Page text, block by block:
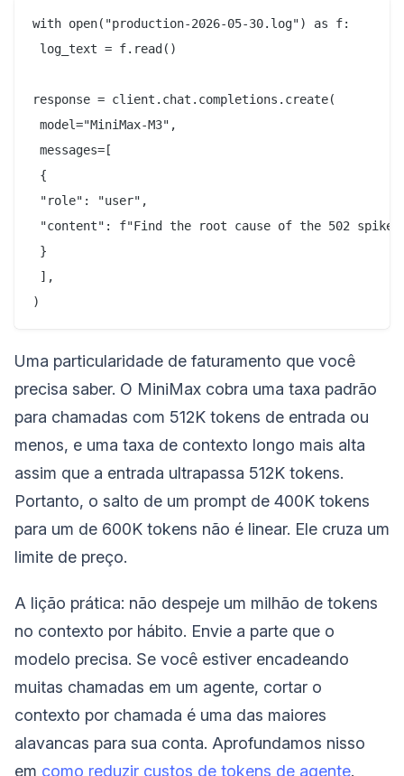
with open("production-2026-05-30.log") as f:
log_text = f.read()
response = client.chat.completions.create(
model="MiniMax-M3",
messages=[
{
"role": "user",
"content": f"Find the root cause of the 502 spike
}
],
Uma particularidade de faturamento que você
precisa saber. O MiniMax cobra uma taxa padrão
para chamadas com 512K tokens de entrada ou
menos, e uma taxa de contexto longo mais alta
assim que a entrada ultrapassa 512K tokens.
Portanto, o salto de um prompt de 400K tokens
para um de 600K tokens não é linear. Ele cruza um
limite de preço.
A lição prática: não despeje um milhão de tokens
no contexto por hábito. Envie a parte que o
modelo precisa. Se você estiver encadeando
muitas chamadas em um agente, cortar o
contexto por chamada é uma das maiores
alavancas para sua conta. Aprofundamos nisso
em como reduzir custos de tokens de agente.